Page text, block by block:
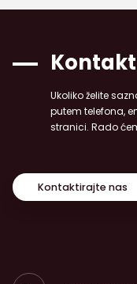
Kontakt
Ukoliko želite
putem telefona,
stranici. Rado
Kontaktirajte nas